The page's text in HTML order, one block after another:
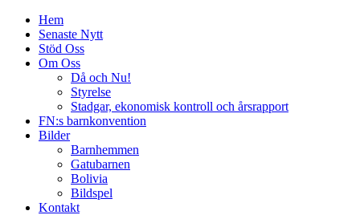
Hem
Senaste Nytt
Stöd Oss
Om Oss
Då och Nu!
Styrelse
Stadgar, ekonomisk kontroll och årsrapport
FN:s barnkonvention
Bilder
Barnhemmen
Gatubarnen
Bolivia
Bildspel
Kontakt